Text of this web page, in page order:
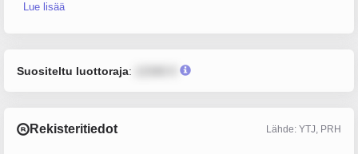
Lue lisää
Suositeltu luottoraja:
Rekisteritiedot Lähde: YTJ, PRH